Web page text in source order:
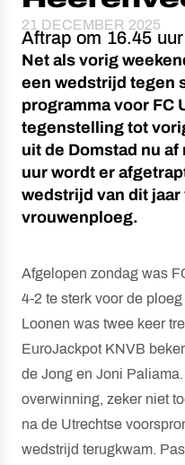
21 DECEMBER 2025
Aftrap om 16.45
Net als vorig
een wedstrijd tegen
programma voor FC
tegenstelling tot
uit de Domstad nu
uur wordt er
wedstrijd van dit
vrouwenploeg.
Afgelopen zondag was
4-2 te sterk voor de
Loonen was twee keer
EuroJackpot KNVB
de Jong en Joni
overwinning, zeker niet
na de Utrechtse
wedstrijd terugkwam.